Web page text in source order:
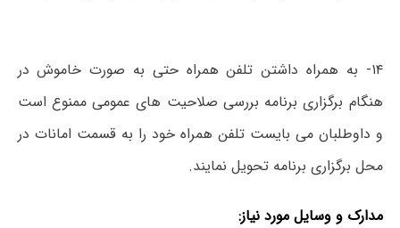
۱۴- به همراه داشتن تلفن همراه حتی به صورت خاموش در
هنگام برگزاری برنامه بررسی صلاحیت های عمومی ممنوع است
و داوطلبان می بایست تلفن همراه خود را به قسمت امانات در
محل برگزاری برنامه تحویل نمایند.
مدارک و وسایل مورد نیاز: